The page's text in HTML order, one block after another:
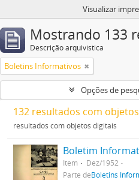
Visualizar
Mostrando 133
Descrição arquivística
Boletins Informativos
Opções de
132 resultados com
resultados com objetos digitais
Boletim
Item
Dez/1952
Parte deBoletins